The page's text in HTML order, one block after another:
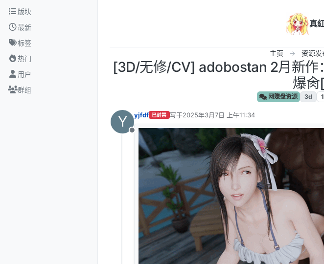
跳转至内容
版块
最新
标签
热门
用户
群组
真
主页 资源发
[3D/无修/CV] adobostan 2月新作
爆
网赚盘资源 3d 1
Y
离线
yjfdf 已封禁 写于2025年3月7日 上午11:34
最后由 编辑